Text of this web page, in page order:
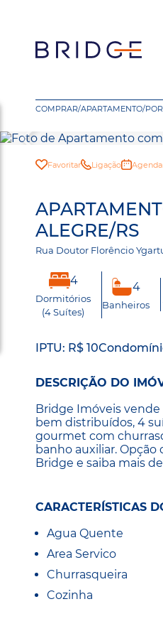
COMPRAR/APARTAMENTO/
Favoritar Ligação
ALEGRE/RS
Rua Doutor Florêncio
4
Dormitórios
(4 Suítes)
4
Banheiros
IPTU: R$ 10
DESCRIÇÃO DO
Bridge Imóveis
bem distribuídos, 4
gourmet com
banho auxiliar.
Bridge e saiba mais
CARACTERÍSTICAS
Agua Quente
Area Servico
Churrasqueira
Cozinha